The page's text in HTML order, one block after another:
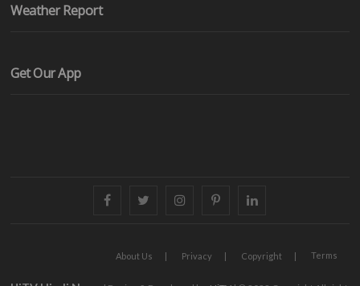
Weather Report
Get Our App
facebook twitter instagrampinterestlinkedin
About Us Privacy Copyright Terms